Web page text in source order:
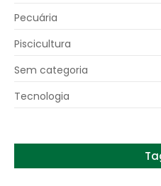
Pecuária
Piscicultura
Sem categoria
Tecnologia